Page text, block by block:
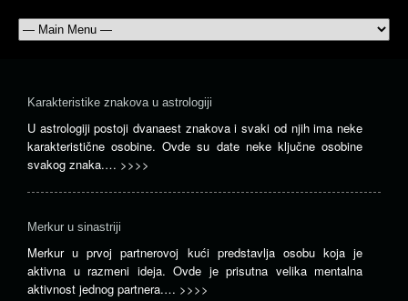
Karakteristike znakova u astrologiji
U astrologiji postoji dvanaest znakova i svaki od njih ima neke
karakteristične osobine. Ovde su date neke ključne osobine
svakog znaka.… >>>>
Merkur u sinastriji
Merkur u prvoj partnerovoj kući predstavlja osobu koja je
aktivna u razmeni ideja. Ovde je prisutna velika mentalna
aktivnost jednog partnera.… >>>>